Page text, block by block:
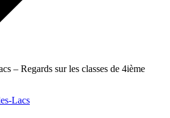
– Regards sur les classes de 4ième
Lacs